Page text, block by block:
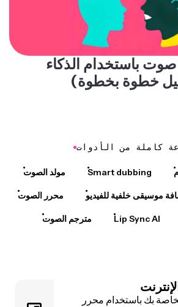
باستخدام الذكاء
خطوة بخطوة)
كاملة من الأدوات
مولد الصوت Smart dubbing
محرر الصوت موسيقى خلفية للفيديو
مترجم الصوت Lip Sync AI
بك باستخدام محرر